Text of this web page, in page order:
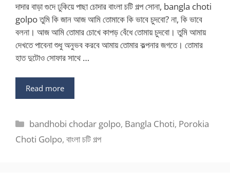
দাদার বাড়া গুদে ঢুকিয়ে পাছা চোদার বাংলা চটি গল্প সোনা, bangla choti
golpo তুমি কি জান আজ আমি তোমাকে কি ভাবে চুদবো? না, কি ভাবে
বলনা। আজ আমি তোমার চোখে কাপড় বেঁধে তোমায় চুদবো। তুমি আমায়
দেখতে পাবেনা শুধু অনুভব করবে আমায় তোমার কল্পনার জগতে। তোমার
হাত দুটোও সোফার সাথে …
Read more
Categories
bandhobi chodar golpo, Bangla Choti, Porokia
Choti Golpo, বাংলা চটি গল্প